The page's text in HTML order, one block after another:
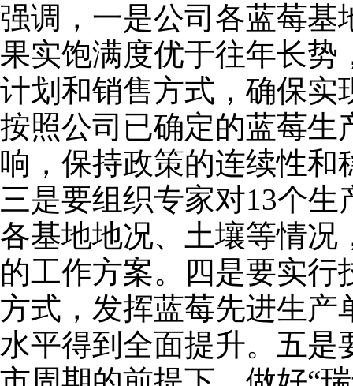
强调，一是公司各蓝莓基
果实饱满度优于往年长势
计划和销售方式，确保实
按照公司已确定的蓝莓生
响，保持政策的连续性和
三是要组织专家对13个
各基地地况、土壤等情况
的工作方案。四是要实
方式，发挥蓝莓先进生产
水平得到全面提升。五是